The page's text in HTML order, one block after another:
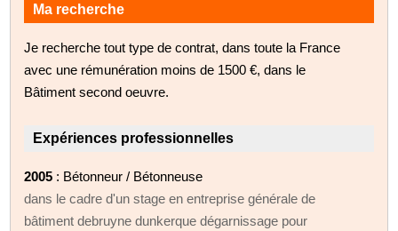
Ma recherche
Je recherche tout type de contrat, dans toute la France
avec une rémunération moins de 1500 €, dans le
Bâtiment second oeuvre.
Expériences professionnelles
2005 : Bétonneur / Bétonneuse
dans le cadre d'un stage en entreprise générale de
bâtiment debruyne dunkerque dégarnissage pour